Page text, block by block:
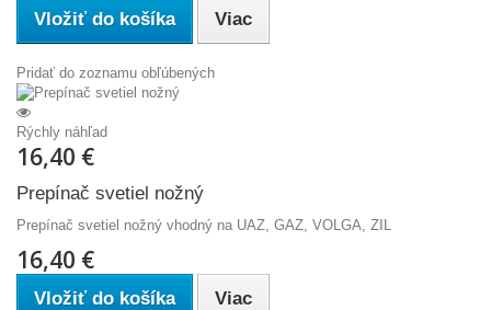
Vložiť do košíka Viac
Pridať do zoznamu obľúbených
Rýchly náhľad
16,40 €
Prepínač svetiel nožný
Prepínač svetiel nožný vhodný na UAZ, GAZ, VOLGA, ZIL
16,40 €
Vložiť do košíka Viac